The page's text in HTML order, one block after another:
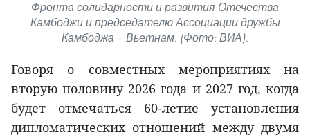
Фронта солидарности и развития Отечества
Камбоджи и председателю Ассоциации дружбы
Камбоджа – Вьетнам. (Фото: ВИА).
Говоря о совместных мероприятиях на
вторую половину 2026 года и 2027 год, когда
будет отмечаться 60-летие установления
дипломатических отношений между двумя